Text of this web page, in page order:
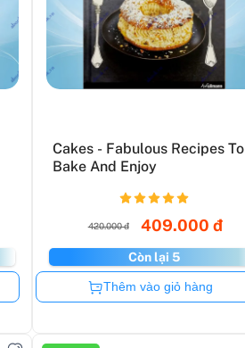
Cakes - Fabulous Recipes To
Bake And Enjoy
420.000 đ 409.000 đ
Còn lại 5
Còn hàng
Thêm vào giỏ hàng